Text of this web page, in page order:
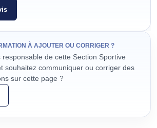
À AJOUTER OU CORRIGER ?
responsable de cette Section Sportive
souhaitez communiquer ou corriger des
sur cette page ?